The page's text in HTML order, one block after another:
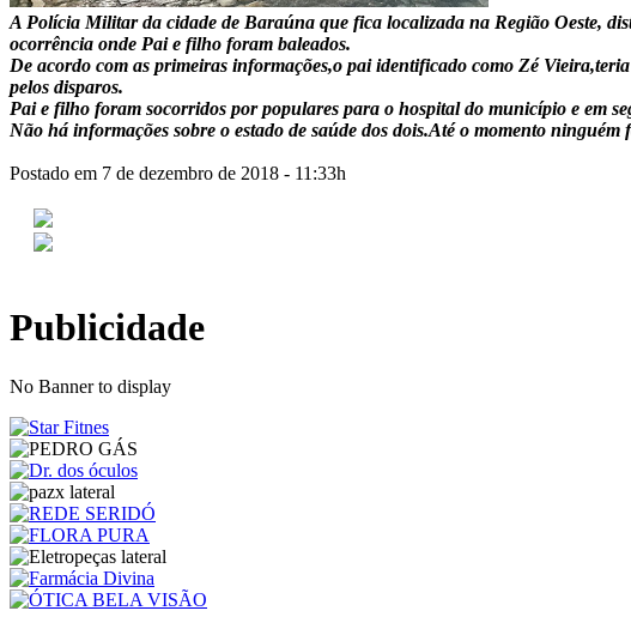
A Polícia Militar da cidade de Baraúna que fica localizada na Região Oeste,
ocorrência onde Pai e filho foram baleados.
De acordo com as primeiras informações,o pai identificado como Zé
pelos disparos.
Pai e filho foram socorridos por populares para o hospital do município e em
Não há informações sobre o estado de saúde dos dois.Até o momento ninguém
Postado em 7 de dezembro de 2018 - 11:33h
Publicidade
No Banner to display